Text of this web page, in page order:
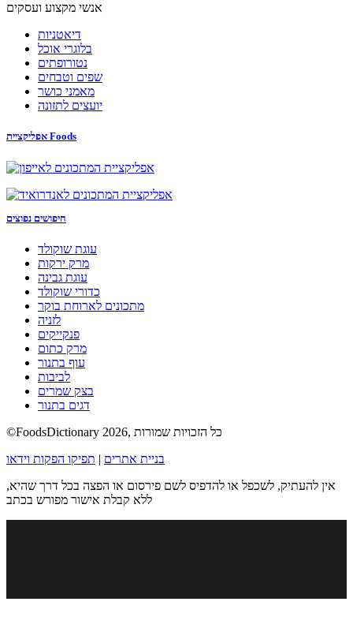
אנשי מקצוע ועסקים
דיאטניות
בלוגרי אוכל
נטורופתים
שפים וטבחים
מאמני כושר
יועצים לתזונה
אפליקציית Foods
חיפושים נפוצים
עוגת שוקולד
מרק ירקות
עוגת גבינה
כדורי שוקולד
מתכונים לארוחת בוקר
לזניה
פנקייקים
מרק כתום
עוף בתנור
לביבות
בצק שמרים
דגים בתנור
©FoodsDictionary 2026, כל הזכויות שמורות
בניית אתרים | תפיקו הפקות וידאו
אין להעתיק, לשכפל או להדפיס לשם פירסום או הפצה בכל דרך שהיא,
ללא קבלת אישור מפורש בכתב